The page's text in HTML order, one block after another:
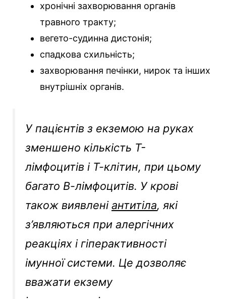
хронічні захворювання органів
травного тракту;
вегето-судинна дистонія;
спадкова схильність;
захворювання печінки, нирок та інших
внутрішніх органів.
У пацієнтів з екземою на руках
зменшено кількість Т-
лімфоцитів і Т-клітин, при цьому
багато В-лімфоцитів. У крові
також виявленіантитіла, які
з’являються при алергічних
реакціях і гіперактивності
імунної системи. Це дозволяє
вважати екзему